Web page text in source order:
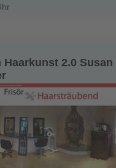
2.0 Susan